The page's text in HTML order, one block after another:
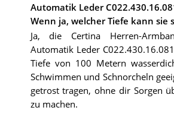
Automatik Leder
Wenn ja, welcher Tiefe kann sie
Ja, die Certina Herren-
Automatik Leder
Tiefe von 100 Metern
Schwimmen und Schnorcheln
getrost tragen, ohne dir Sorgen
zu machen.